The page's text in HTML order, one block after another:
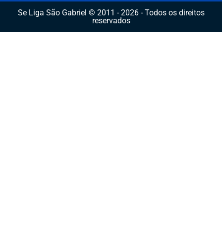
Se Liga São Gabriel © 2011 - 2026 - Todos os direitos
reservados